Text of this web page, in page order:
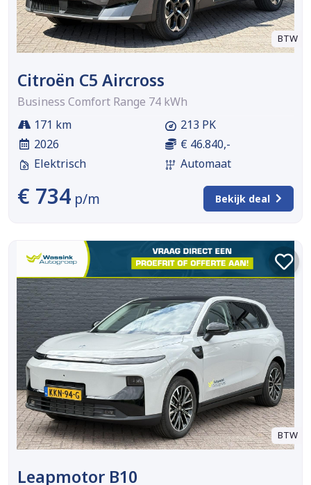
BTW
Citroën C5 Aircross
Business Comfort Range 74 kWh
171 km
2026
Elektrisch
213 PK
€ 46.840,-
Automaat
€ 734 p/m Bekijk deal
BTW
Leapmotor B10